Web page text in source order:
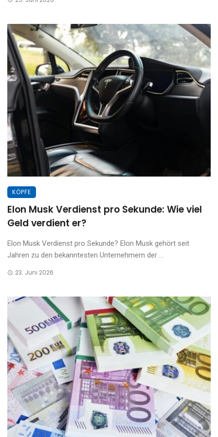
KÖPFE
Elon Musk Verdienst pro Sekunde: Wie viel
Geld verdient er?
Elon Musk Verdienst pro Sekunde? Elon Musk gehört seit
Jahren zu den bekanntesten Unternehmern der ...
23. Juni 2026